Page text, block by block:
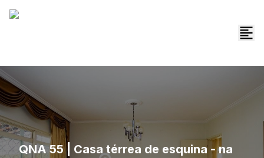
QNA 55 | Casa térrea de esquina - na